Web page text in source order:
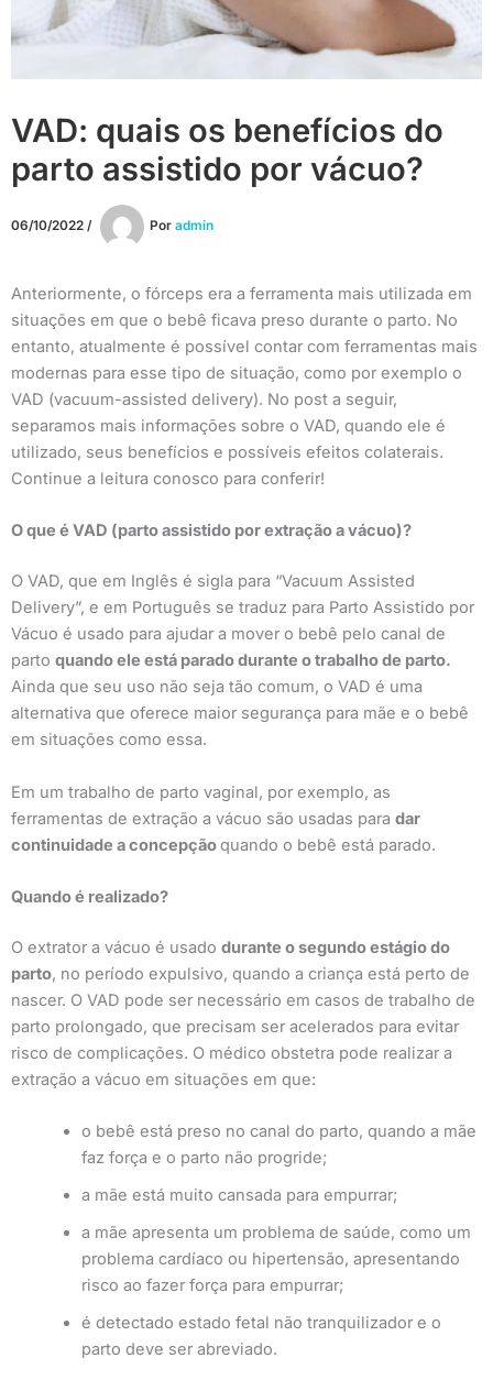
VAD: quais os benefícios do
parto assistido por vácuo?
06/10/2022 / Por admin
Anteriormente, o fórceps era a ferramenta mais utilizada em
situações em que o bebê ficava preso durante o parto. No
entanto, atualmente é possível contar com ferramentas mais
modernas para esse tipo de situação, como por exemplo o
VAD (vacuum-assisted delivery). No post a seguir,
separamos mais informações sobre o VAD, quando ele é
utilizado, seus benefícios e possíveis efeitos colaterais.
Continue a leitura conosco para conferir!
O que é VAD (parto assistido por extração a vácuo)?
O VAD, que em Inglês é sigla para “Vacuum Assisted
Delivery”, e em Português se traduz para Parto Assistido por
Vácuo é usado para ajudar a mover o bebê pelo canal de
parto quando ele está parado durante o trabalho de parto.
Ainda que seu uso não seja tão comum, o VAD é uma
alternativa que oferece maior segurança para mãe e o bebê
em situações como essa.
Em um trabalho de parto vaginal, por exemplo, as
ferramentas de extração a vácuo são usadas para dar
continuidade a concepçãoquando o bebê está parado.
Quando é realizado?
O extrator a vácuo é usado durante o segundo estágio do
parto, no período expulsivo, quando a criança está perto de
nascer. O VAD pode ser necessário em casos de trabalho de
parto prolongado, que precisam ser acelerados para evitar
risco de complicações. O médico obstetra pode realizar a
extração a vácuo em situações em que:
o bebê está preso no canal do parto, quando a mãe
faz força e o parto não progride;
a mãe está muito cansada para empurrar;
a mãe apresenta um problema de saúde, como um
problema cardíaco ou hipertensão, apresentando
risco ao fazer força para empurrar;
é detectado estado fetal não tranquilizador e o
parto deve ser abreviado.